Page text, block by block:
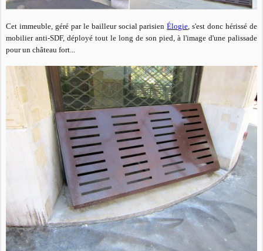
Cet immeuble, géré par le bailleur social parisienÉlogie, s'est donc hérissé de
mobilier anti-SDF, déployé tout le long de son pied, à l'image d'une palissade
pour un château fort...